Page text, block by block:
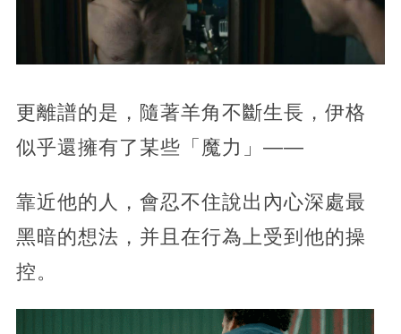
更離譜的是，隨著羊角不斷生長，伊格
似乎還擁有了某些「魔力」——
靠近他的人，會忍不住說出內心深處最
黑暗的想法，并且在行為上受到他的操
控。